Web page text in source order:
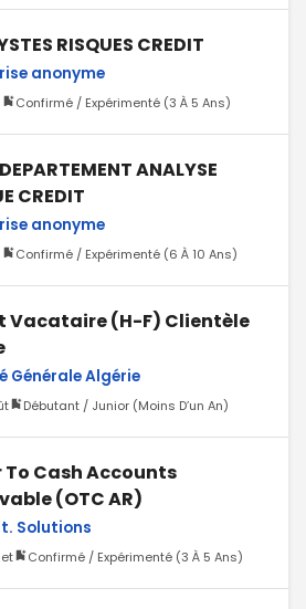
RISQUES CREDIT
anonyme
Confirmé / Expérimenté (3 À 5 Ans)
ANALYSE
CREDIT
anonyme
Confirmé / Expérimenté (6 À 10 Ans)
Vacataire (H-F) Clientèle
Générale Algérie
Débutant / Junior (Moins D’un An)
To Cash Accounts
(OTC AR)
Solutions
Confirmé / Expérimenté (3 À 5 Ans)